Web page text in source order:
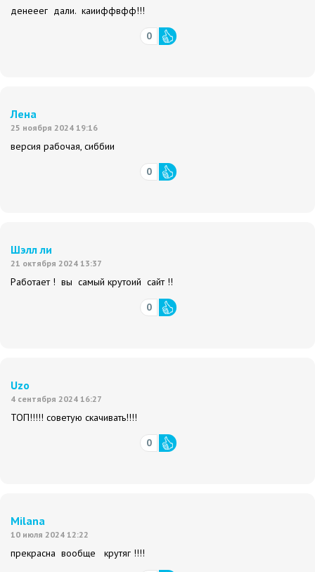
денееег дали. каииффвфф!!!
0
Лена
25 ноября 2024 19:16
версия рабочая, сиббии
0
Шэлл ли
21 октября 2024 13:37
Работает ! вы самый крутоий сайт !!
0
Uzo
4 сентября 2024 16:27
ТОП!!!!! советую скачивать!!!!
0
Milana
10 июля 2024 12:22
прекрасна вообще крутяг !!!!